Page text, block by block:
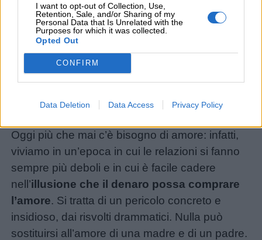
I want to opt-out of Collection, Use,
Retention, Sale, and/or Sharing of my
Personal Data that Is Unrelated with the
Purposes for which it was collected.
Opted Out
CONFIRM
Data Deletion Data Access Privacy Policy
Giochi
Lavoretti
maschili
Nomi
femminili
Frasi
e
aforismi
ridere e divertirsi senza pensieri;
amare i propri bambini non significa
rinunciare alla disciplina
l’amore è una condizione necessaria per
riuscire a stabilire delle regole in un clima
la paura).
Oggi più che mai c’è bisogno di amore: infatti,
viviamo in un’epoca in cui le relazioni si fanno
sempre più deboli e in cui è facile cadere
nell’illusione che il denaro possa comprare
l’amore. Si tratta di un pericolo concreto e
insidioso, dai risvolti drammatici. Nulla può
sostituirsi all’amore di una madre e di un padre.